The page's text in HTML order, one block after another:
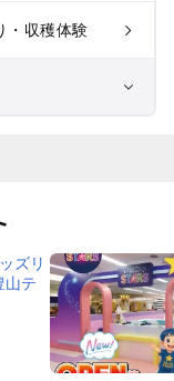
・収穫体験
フラワーパー